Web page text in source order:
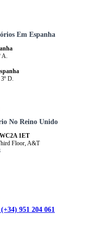
Em Espanha
A.
D.
No Reino Unido
1ET
Floor, A&T
(+34) 951 204 061